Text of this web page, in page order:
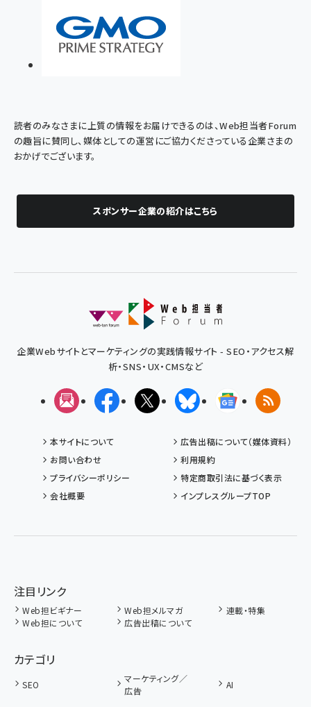
読者のみなさまに上質の情報をお届けできるのは、Web担当者Forum
の趣旨に賛同し、媒体としての運営にご協力くださっている企業さまの
おかげでございます。
スポンサー企業の紹介はこちら
企業Webサイトとマーケティングの実践情報サイト - SEO・アクセス解
析・SNS・UX・CMSなど
メルマガFacebookX(エックス)BlueskyGoogleニュ
RSS
本サイトについて
広告出稿について（媒体資料）
お問い合わせ
利用規約
プライバシーポリシー
特定商取引法に基づく表示
会社概要
インプレスグループTOP
注目リンク
Web担ビギナー Web担メルマガ
連載・特集
Web担について
広告出稿について
カテゴリ
SEO
マーケティング／
広告
AI